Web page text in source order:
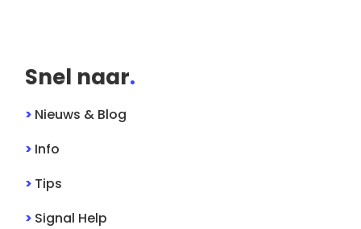
Snel naar.
> Nieuws & Blog
> Info
> Tips
> Signal Help